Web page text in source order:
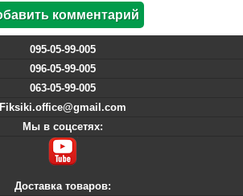
095-05-99-005
096-05-99-005
063-05-99-005
Fiksiki.office@gmail.com
Мы в соцсетях:
Доставка товаров: